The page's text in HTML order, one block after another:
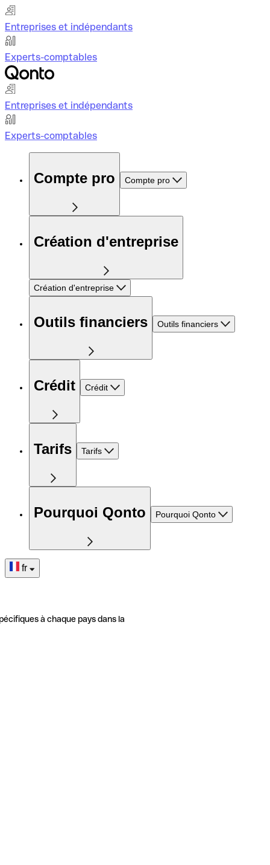
Entreprises et indépendants
Experts-comptables
Entreprises et indépendants
Experts-comptables
Compte pro Compte pro
Création d'entreprise
Création d'entreprise
Outils financiers Outils financiers
Crédit Crédit
Tarifs Tarifs
Pourquoi Qonto Pourquoi Qonto
fr
à chaque pays dans la